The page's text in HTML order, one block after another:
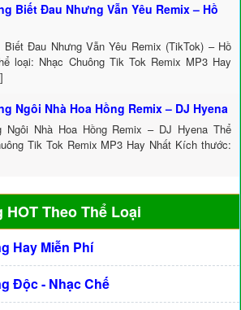
Biết Đau Nhưng Vẫn Yêu Remix – Hồ
Biết Đau Nhưng Vẫn Yêu Remix (TikTok) – Hồ
loại: Nhạc Chuông Tik Tok Remix MP3 Hay
Ngôi Nhà Hoa Hồng Remix – DJ Hyena
Ngôi Nhà Hoa Hồng Remix – DJ Hyena Thể
Tik Tok Remix MP3 Hay Nhất Kích thước:
Theo Thể Loại
Hay Miễn Phí
Độc - Nhạc Chế